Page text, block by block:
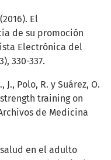
El
de su promoción
Electrónica del
330-337.
J., Polo, R. y Suárez, O.
training on
de Medicina
en el adulto